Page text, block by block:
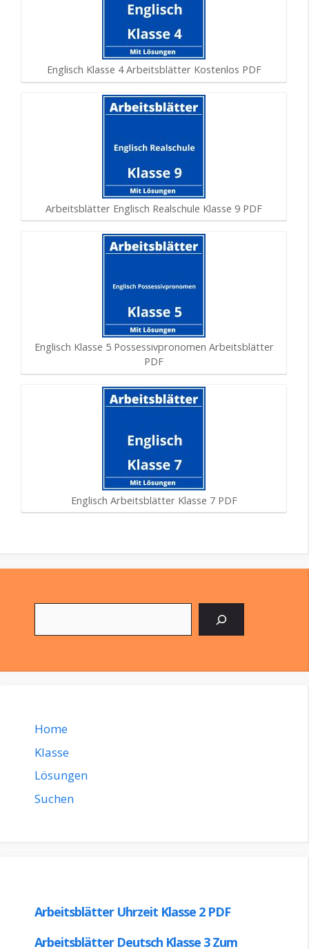
Englisch Klasse 4 Arbeitsblätter Kostenlos PDF
Arbeitsblätter Englisch Realschule Klasse 9 PDF
Englisch Klasse 5 Possessivpronomen Arbeitsblätter
PDF
Englisch Arbeitsblätter Klasse 7 PDF
Home
Klasse
Lösungen
Suchen